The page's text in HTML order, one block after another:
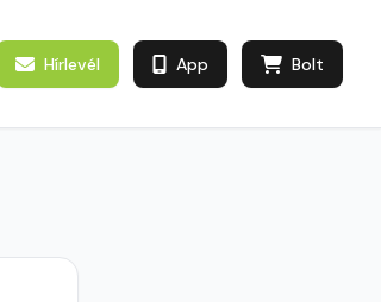
Hírlevél App Bolt